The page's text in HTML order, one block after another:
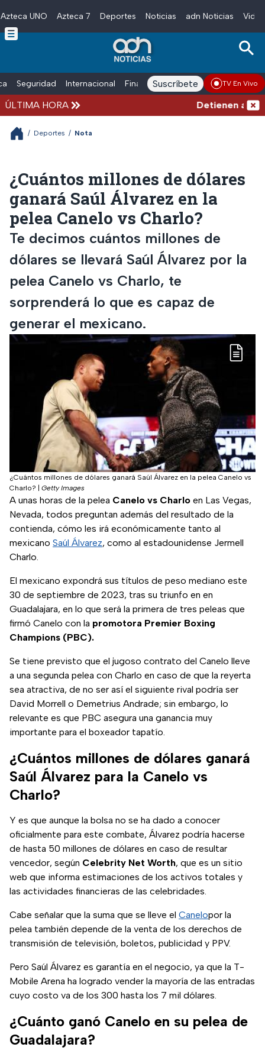
Skip to main content
Azteca UNO Azteca 7 Deportes Noticias adn Noticias
Seguridad Internacional Finanzas adn Noticias Radio
Suscríbete TV En Vivo
ÚLTIMA HORA Detienen al
/ Deportes / Nota
¿Cuántos millones de dólares
ganará Saúl Álvarez en la
pelea Canelo vs Charlo?
Te decimos cuántos millones de
dólares se llevará Saúl Álvarez por la
pelea Canelo vs Charlo, te
sorprenderá lo que es capaz de
generar el mexicano.
¿Cuántos millones de dólares ganará Saúl Álvarez en la pelea Canelo vs
Charlo?
Getty Images
A unas horas de la pelea Canelo vs Charlo en Las Vegas,
Nevada, todos preguntan además del resultado de la
contienda, cómo les irá económicamente tanto al
mexicano Saúl Álvarez, como al estadounidense Jermell
Charlo.
El mexicano expondrá sus títulos de peso mediano este
30 de septiembre de 2023, tras su triunfo en en
Guadalajara, en lo que será la primera de tres peleas que
firmó Canelo con la promotora Premier Boxing
Champions (PBC).
Se tiene previsto que el jugoso contrato del Canelo lleve
a una segunda pelea con Charlo en caso de que la reyerta
sea atractiva, de no ser así el siguiente rival podría ser
David Morrell o Demetrius Andrade; sin embargo, lo
relevante es que PBC asegura una ganancia muy
importante para el boxeador tapatío.
¿Cuántos millones de dólares ganará
Saúl Álvarez para la Canelo vs
Charlo?
Y es que aunque la bolsa no se ha dado a conocer
oficialmente para este combate, Álvarez podría hacerse
de hasta 50 millones de dólares en caso de resultar
vencedor, según Celebrity Net Worth, que es un sitio
web que informa estimaciones de los activos totales y
las actividades financieras de las celebridades.
Cabe señalar que la suma que se lleve el Canelopor la
pelea también depende de la venta de los derechos de
transmisión de televisión, boletos, publicidad y PPV.
Pero Saúl Álvarez es garantía en el negocio, ya que la T-
Mobile Arena ha logrado vender la mayoría de las entradas
cuyo costo va de los 300 hasta los 7 mil dólares.
¿Cuánto ganó Canelo en su pelea de
Guadalajara?